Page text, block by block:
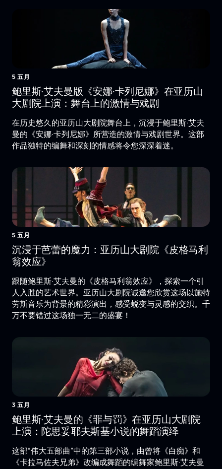
5 五月
鲍里斯·艾夫曼版《安娜·卡列尼娜》在亚历山
大剧院上演：舞台上的激情与戏剧
在历史悠久的亚历山大剧院舞台上，沉浸于鲍里斯·艾夫
曼的《安娜·卡列尼娜》所营造的激情与戏剧世界。这部
作品独特的编舞和深刻的情感将令您深深着迷。
5 五月
沉浸于芭蕾的魔力：亚历山大剧院《皮格马利
翁效应》
跟随鲍里斯·艾夫曼的《皮格马利翁效应》，探索一个引
人入胜的艺术世界。亚历山大剧院诚邀您欣赏这场以施特
劳斯音乐为背景的精彩演出，感受蜕变与灵感的交织。千
万不要错过这场独一无二的盛宴！
3 五月
鲍里斯·艾夫曼的《罪与罚》在亚历山大剧院
上演：陀思妥耶夫斯基小说的舞蹈演绎
这部“伟大五部曲”中的第三部小说，由曾将《白痴》和
《卡拉马佐夫兄弟》改编成舞蹈的编舞家鲍里斯·艾夫曼